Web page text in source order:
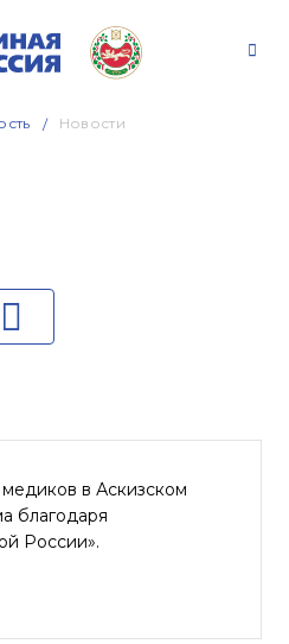
Новости
в Аскизском
благодаря
России».